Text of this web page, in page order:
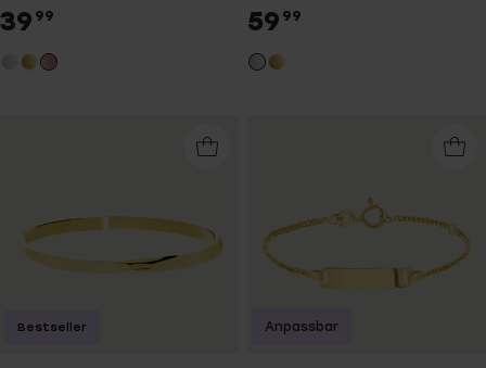
Kristall
39 99 59 99
Bestseller Anpassbar